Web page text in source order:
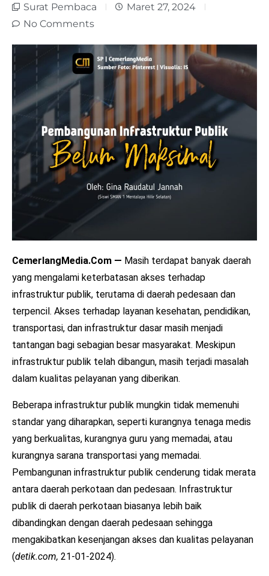
Surat Pembaca
Maret 27, 2024
No Comments
CemerlangMedia.Com — Masih terdapat banyak daerah
yang mengalami keterbatasan akses terhadap
infrastruktur publik, terutama di daerah pedesaan dan
terpencil. Akses terhadap layanan kesehatan, pendidikan,
transportasi, dan infrastruktur dasar masih menjadi
tantangan bagi sebagian besar masyarakat. Meskipun
infrastruktur publik telah dibangun, masih terjadi masalah
dalam kualitas pelayanan yang diberikan.
Beberapa infrastruktur publik mungkin tidak memenuhi
standar yang diharapkan, seperti kurangnya tenaga medis
yang berkualitas, kurangnya guru yang memadai, atau
kurangnya sarana transportasi yang memadai.
Pembangunan infrastruktur publik cenderung tidak merata
antara daerah perkotaan dan pedesaan. Infrastruktur
publik di daerah perkotaan biasanya lebih baik
dibandingkan dengan daerah pedesaan sehingga
mengakibatkan kesenjangan akses dan kualitas pelayanan
(detik.com, 21-01-2024).